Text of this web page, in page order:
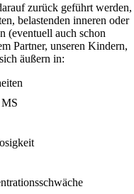
zurück geführt werden,
belastenden inneren oder
(eventuell auch schon
Partner, unseren Kindern,
äußern in: